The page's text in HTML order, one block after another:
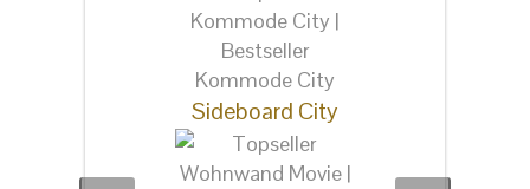
Sideboard City